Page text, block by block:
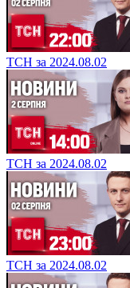
ТСН за 2024.08.02
ТСН за 2024.08.02
ТСН за 2024.08.02